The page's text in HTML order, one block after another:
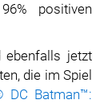
positiven
ebenfalls jetzt
die im Spiel
DC Batman™: